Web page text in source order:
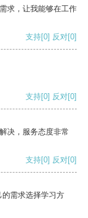
求，让我能够在工作
支持[0] 反对[0]
支持[0] 反对[0]
决，服务态度非常
支持[0] 反对[0]
需求选择学习方